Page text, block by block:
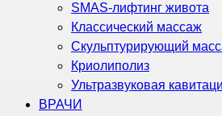
SMAS-лифтинг живота
Классический массаж
Скульптурирующий
Криолиполиз
Ультразвуковая
ВРАЧИ